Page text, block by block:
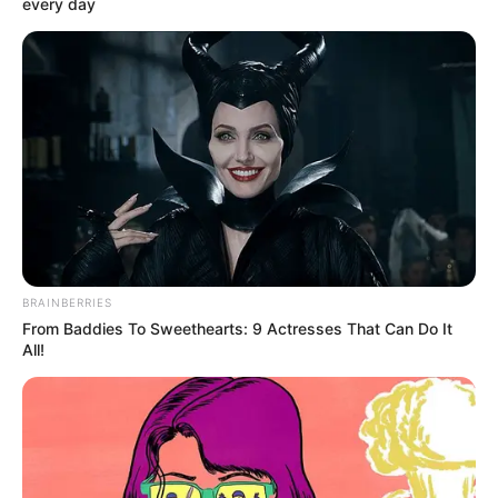
Daftar isi
Detail
Judul: Ratu Ilmu Hitam
Genre: Horor
every day
BRAINBERRIES
From Baddies To Sweethearts: 9 Actresses That Can Do It
All!